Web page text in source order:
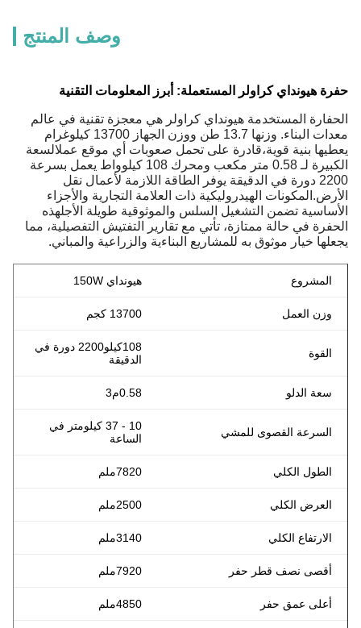
وصف المنتج
حفرة هيونداي كراولر المستعملة: أبرز المعلومات التقنية
الحفارة المستخدمة هيونداي كراولر هي معجزة تقنية في عالم
معدات البناء. وزنها 13.7 طن ووزن الجهاز 13700 كيلوغرام
يعطيها بنية قوية،قادرة على تحمل صعوبات أي موقع عملالسعة
الكبيرة لـ 0.58 متر مكعب ومحرك 108 كيلوواط يعمل بسرعة
2200 دورة في الدقيقة يوفر الطاقة اللازمة لأعمال نقل
الأرض.المكونات الهيدروليكية ذات العلامة التجارية والأجزاء
الأساسية تضمن التشغيل السلس والموثوقية طويلة الأجلهذه
الحفرة في حالة ممتازة، تأتي مع تقارير التفتيش التفصيلية، مما
يجعلها خيار موثوق به للمشاريع البناءية والزراعية والمباني.
المشروع هيونداي 150W
وزن العمل 13700 كجم
القوة 108كيلو
2200 دورة في
الدقيقة
سعة الدلو 0.58م3
السرعة القصوى للمشي
10 - 37 كيلومتر في
الساعة
الطول الكلي 7820ملم
العرض الكلي 2500ملم
الارتفاع الكلي 3140ملم
أقصى نصف قطر حفر 7920ملم
أعلى عمق حفر 4850ملم